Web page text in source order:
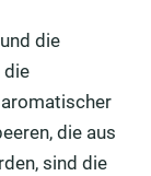
das
und die
die
die aus
sind die